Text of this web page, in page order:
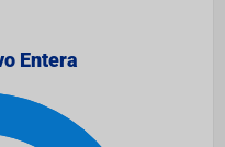
Entera